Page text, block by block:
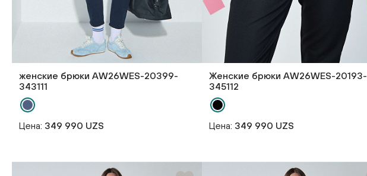
женские брюки AW26WES-20399-
343111
Цена: 349 990 UZS
Женские брюки AW26WES-20193-
345112
Цена: 349 990 UZS